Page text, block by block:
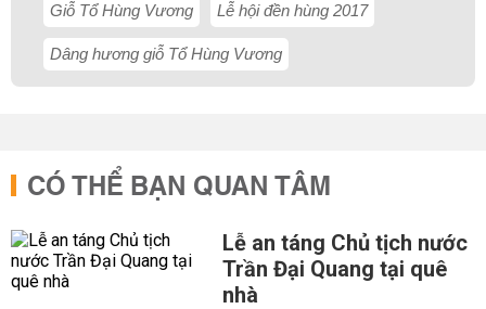
Giỗ Tổ Hùng Vương Lễ hội đền hùng 2017
Dâng hương giỗ Tổ Hùng Vương
CÓ THỂ BẠN QUAN TÂM
Lễ an táng Chủ tịch nước
Trần Đại Quang tại quê
nhà